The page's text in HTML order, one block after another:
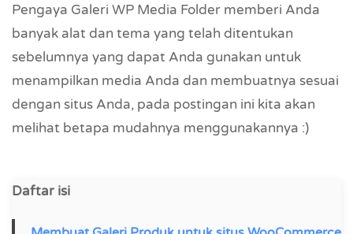
Pengaya Galeri WP Media Folder memberi Anda
banyak alat dan tema yang telah ditentukan
sebelumnya yang dapat Anda gunakan untuk
menampilkan media Anda dan membuatnya sesuai
dengan situs Anda, pada postingan ini kita akan
melihat betapa mudahnya menggunakannya :)
Daftar isi